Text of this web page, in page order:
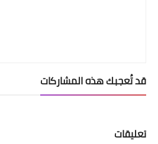
قد تُعجبك هذه المشاركات
تعليقات